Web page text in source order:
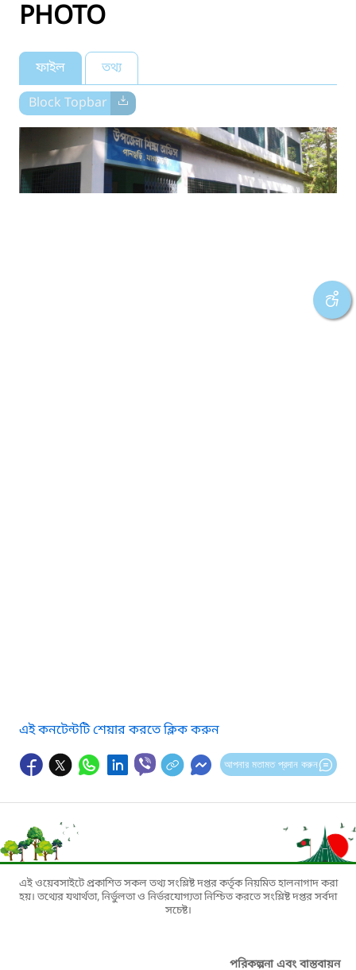
PHOTO
ফাইল
তথ্য
Block Topbar
এই কনটেন্টটি শেয়ার করতে ক্লিক করুন
আপনার মতামত প্রদান করুন
এই ওয়েবসাইটে প্রকাশিত সকল তথ্য সংশ্লিষ্ট দপ্তর কর্তৃক নিয়মিত হালনাগাদ করা
হয়। তথ্যের যথার্থতা, নির্ভুলতা ও নির্ভরযোগ্যতা নিশ্চিত করতে সংশ্লিষ্ট দপ্তর সর্বদা
সচেষ্ট।
পরিকল্পনা এবং বাস্তবায়ন